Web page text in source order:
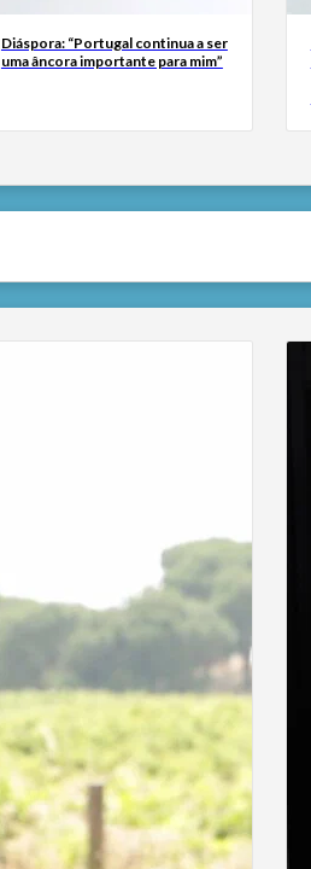
Diáspora: “Portugal continua a ser
uma âncora importante para mim”